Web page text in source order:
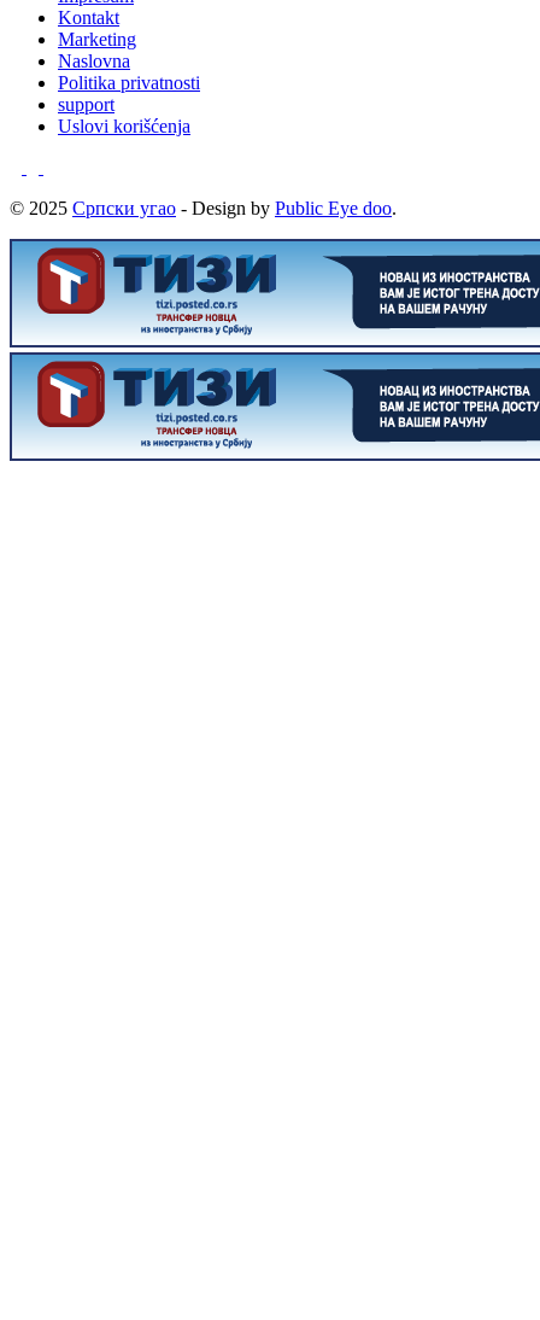
Kontakt
Marketing
Naslovna
Politika privatnosti
support
Uslovi korišćenja
© 2025 Српски угао - Design by Public Eye doo.